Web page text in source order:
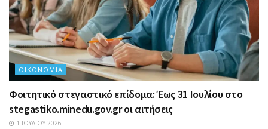
ΟΙΚΟΝΟΜΊΑ
Φοιτητικό στεγαστικό επίδομα: Έως 31 Ιουλίου στο
stegastiko.minedu.gov.gr οι αιτήσεις
1 ΙΟΥΛΊΟΥ 2026